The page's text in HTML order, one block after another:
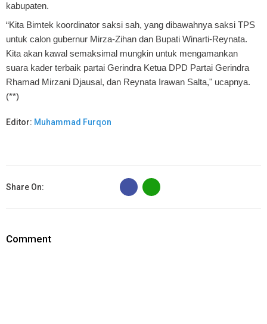
kabupaten.
“Kita Bimtek koordinator saksi sah, yang dibawahnya saksi TPS
untuk calon gubernur Mirza-Zihan dan Bupati Winarti-Reynata.
Kita akan kawal semaksimal mungkin untuk mengamankan
suara kader terbaik partai Gerindra Ketua DPD Partai Gerindra
Rhamad Mirzani Djausal, dan Reynata Irawan Salta," ucapnya.
(**)
Editor: Muhammad Furqon
Share On:
B
Comment